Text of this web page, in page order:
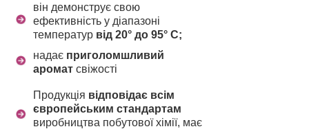
він демонструє свою
ефективність у діапазоні
температур від 20° до 95° C;
надає приголомшливий
аромат свіжості
Продукція відповідає всім
європейським стандартам
виробництва побутової хімії, має